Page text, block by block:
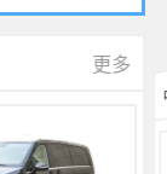
更多